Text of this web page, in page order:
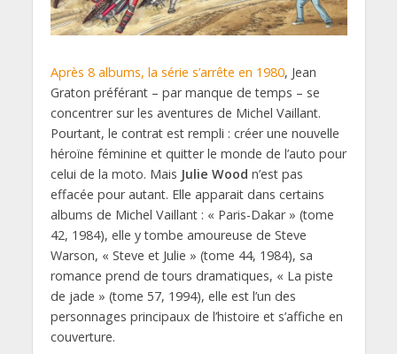
Après 8 albums, la série s’arrête en 1980, Jean
Graton préférant – par manque de temps – se
concentrer sur les aventures de Michel Vaillant.
Pourtant, le contrat est rempli : créer une nouvelle
héroïne féminine et quitter le monde de l’auto pour
celui de la moto. Mais Julie Wood n’est pas
effacée pour autant. Elle apparait dans certains
albums de Michel Vaillant : « Paris-Dakar » (tome
42, 1984), elle y tombe amoureuse de Steve
Warson, « Steve et Julie » (tome 44, 1984), sa
romance prend de tours dramatiques, « La piste
de jade » (tome 57, 1994), elle est l’un des
personnages principaux de l’histoire et s’affiche en
couverture.